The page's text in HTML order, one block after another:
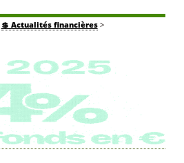
💲 Actualités financières>